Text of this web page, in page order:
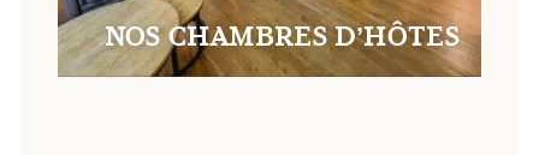
NOS CHAMBRES D’HÔTES